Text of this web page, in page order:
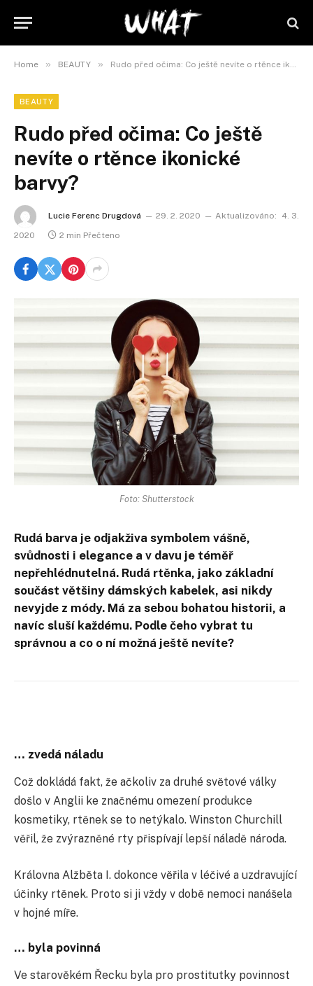
Home » BEAUTY » Rudo před očima: Co ještě nevíte o rtěnce ikonické barvy?
BEAUTY
Rudo před očima: Co ještě
nevíte o rtěnce ikonické
barvy?
Lucie Ferenc Drugdová 29. 2. 2020 Aktualizováno:
4. 3.
2020
2 min Přečteno
Foto: Shutterstock
Rudá barva je odjakživa symbolem vášně,
svůdnosti i elegance a v davu je téměř
nepřehlédnutelná. Rudá rtěnka, jako základní
součást většiny dámských kabelek, asi nikdy
nevyjde z módy. Má za sebou bohatou historii, a
navíc sluší každému. Podle čeho vybrat tu
správnou a co o ní možná ještě nevíte?
… zvedá náladu
Což dokládá fakt, že ačkoliv za druhé světové války
došlo v Anglii ke značnému omezení produkce
kosmetiky, rtěnek se to netýkalo. Winston Churchill
věřil, že zvýrazněné rty přispívají lepší náladě národa.
Královna Alžběta I. dokonce věřila v léčivé a uzdravující
účinky rtěnek. Proto si ji vždy v době nemoci nanášela
v hojné míře.
… byla povinná
Ve starověkém Řecku byla pro prostitutky povinnost